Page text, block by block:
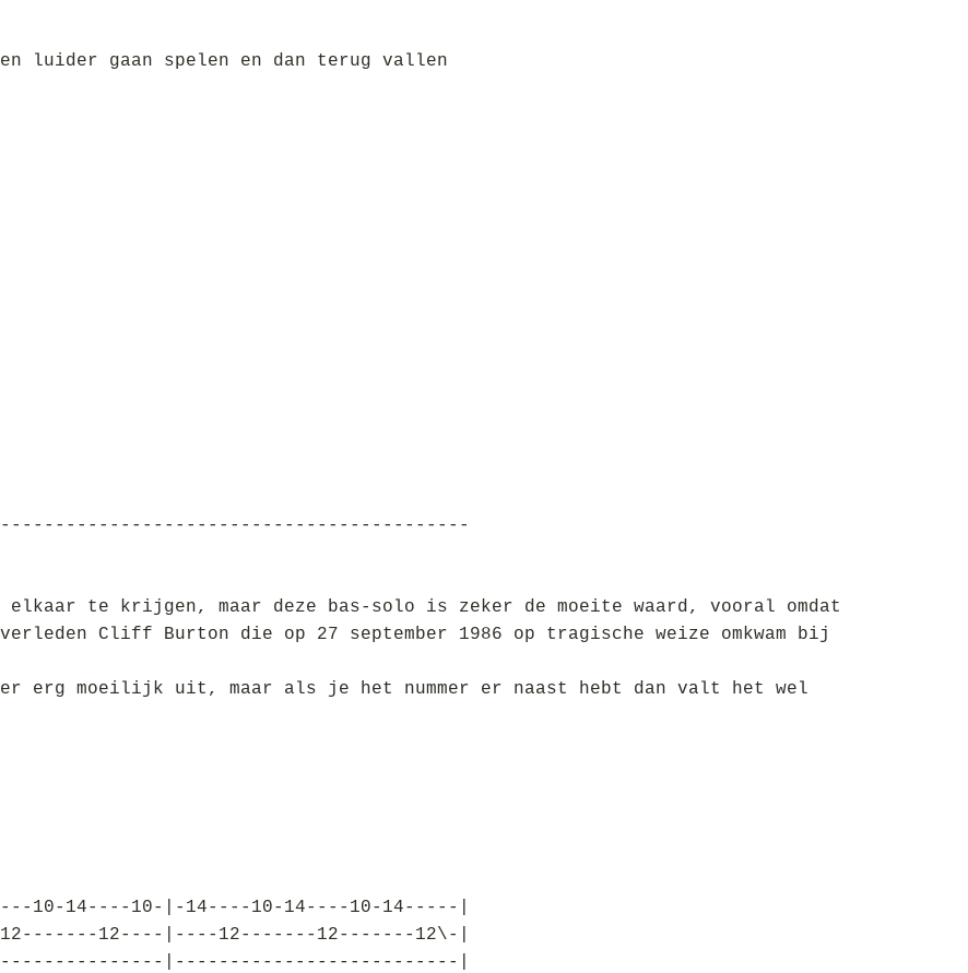
luider gaan spelen en dan terug vallen
te krijgen, maar deze bas-solo is zeker de moeite waard, vooral omdat
Cliff Burton die op 27 september 1986 op tragische weize omkwam bij
erg moeilijk uit, maar als je het nummer er naast hebt dan valt het wel
14----10-|-14----10-14----10-14-----|
12----|----12-------12-------12\-|
|--------------------------|